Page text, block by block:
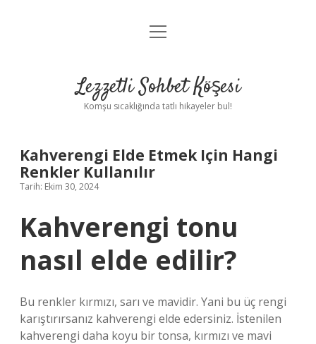
Anasayfa
Yasal Uyarı
menüyü
Lezzetli Sohbet Köşesi
Komşu sıcaklığında tatlı hikayeler bul!
Kahverengi Elde Etmek Için Hangi
Renkler Kullanılır
Tarih: Ekim 30, 2024
Kahverengi tonu
nasıl elde edilir?
Bu renkler kırmızı, sarı ve mavidir. Yani bu üç rengi
karıştırırsanız kahverengi elde edersiniz. İstenilen
kahverengi daha koyu bir tonsa, kırmızı ve mavi